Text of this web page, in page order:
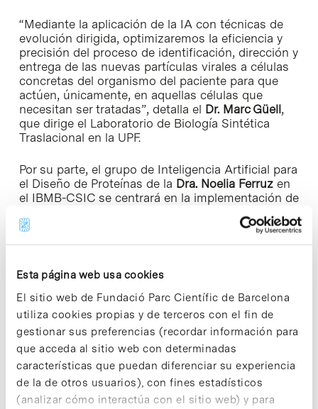
Esta página web usa cookies
El sitio web de Fundació Parc Científic de Barcelona
utiliza cookies propias y de terceros con el fin de
gestionar sus preferencias (recordar información para
que acceda al sitio web con determinadas
características que puedan diferenciar su experiencia
de la de otros usuarios), con fines estadísticos
(analizar cómo interactúa con el sitio web) y para
“Mediante la aplicación de la IA con técnicas de
evolución dirigida, optimizaremos la eficiencia y
precisión del proceso de identificación, dirección y
entrega de las nuevas partículas virales a células
concretas del organismo del paciente para que
actúen, únicamente, en aquellas células que
necesitan ser tratadas”, detalla el Dr. Marc Güell,
que dirige el Laboratorio de Biología Sintética
Traslacional en la UPF.
Por su parte, el grupo de Inteligencia Artificial para
el Diseño de Proteínas de la Dra. Noelia Ferruzen
el IBMB-CSIC se centrará en la implementación de
modelos de lenguaje para la generación de
proteínas con propiedades a la carta. “Estos
consorcio, alcanzando cada vez eficiencias más
elevadas”, apunta Ferruz.
La vehiculización de las herramientas de terapia
génica y edición génica es, seguramente, el reto
más importantes en el desarrollo de alternativas
terapéuticas eficaces cuando la célula diana a
modificar es la célula madre hematopoyética. “La
generación de vectores eficaces para la
modificación genética de células madre